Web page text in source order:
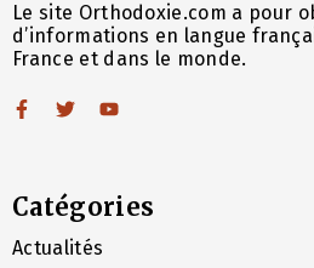
Le site Orthodoxie.com a pour
d’informations en langue
France et dans le monde.
Catégories
Actualités